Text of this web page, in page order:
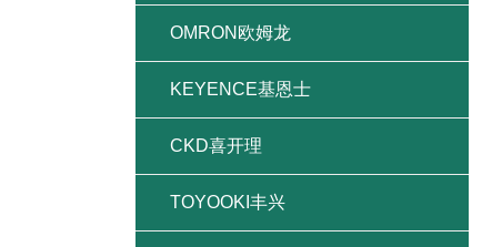
OMRON欧姆龙
KEYENCE基恩士
CKD喜开理
TOYOOKI丰兴